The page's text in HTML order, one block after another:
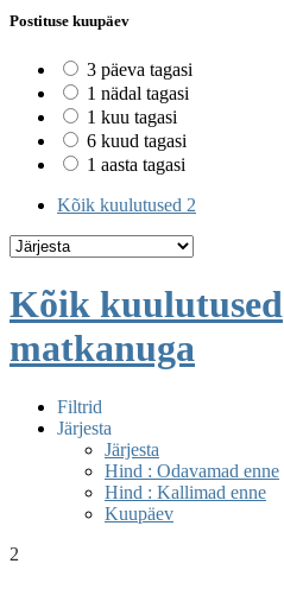
Postituse kuupäev
3 päeva tagasi
1 nädal tagasi
1 kuu tagasi
6 kuud tagasi
1 aasta tagasi
Kõik kuulutused 2
Kõik kuulutused
matkanuga
Filtrid
Järjesta
Järjesta
Hind : Odavamad enne
Hind : Kallimad enne
Kuupäev
2